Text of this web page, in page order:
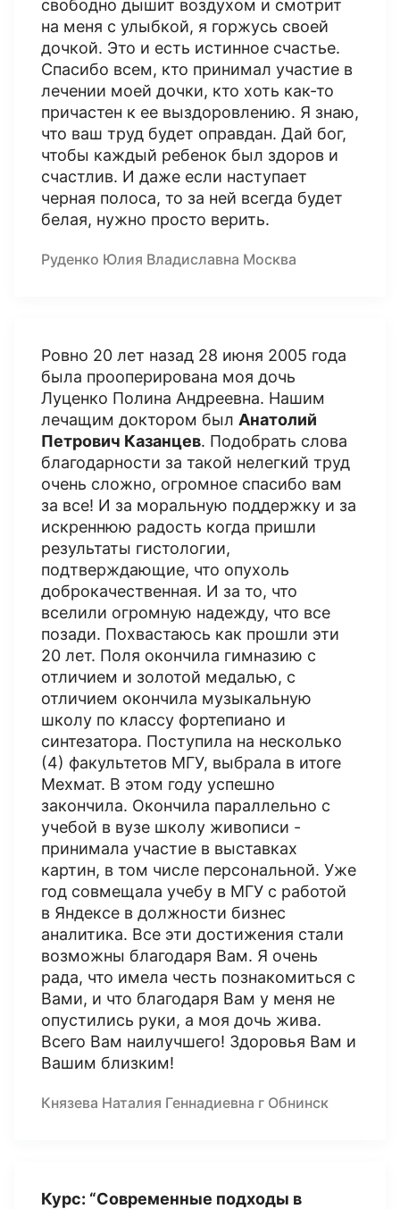
свободно дышит воздухом и смотрит
на меня с улыбкой, я горжусь своей
дочкой. Это и есть истинное счастье.
Спасибо всем, кто принимал участие в
лечении моей дочки, кто хоть как-то
причастен к ее выздоровлению. Я знаю,
что ваш труд будет оправдан. Дай бог,
чтобы каждый ребенок был здоров и
счастлив. И даже если наступает
черная полоса, то за ней всегда будет
белая, нужно просто верить.
Руденко Юлия Владиславна Москва
Ровно 20 лет назад 28 июня 2005 года
была прооперирована моя дочь
Луценко Полина Андреевна. Нашим
лечащим доктором был Анатолий
Петрович Казанцев. Подобрать слова
благодарности за такой нелегкий труд
очень сложно, огромное спасибо вам
за все! И за моральную поддержку и за
искреннюю радость когда пришли
результаты гистологии,
подтверждающие, что опухоль
доброкачественная. И за то, что
вселили огромную надежду, что все
позади. Похвастаюсь как прошли эти
20 лет. Поля окончила гимназию с
отличием и золотой медалью, с
отличием окончила музыкальную
школу по классу фортепиано и
синтезатора. Поступила на несколько
(4) факультетов МГУ, выбрала в итоге
Мехмат. В этом году успешно
закончила. Окончила параллельно с
учебой в вузе школу живописи -
принимала участие в выставках
картин, в том числе персональной. Уже
год совмещала учебу в МГУ с работой
в Яндексе в должности бизнес
аналитика. Все эти достижения стали
возможны благодаря Вам. Я очень
рада, что имела честь познакомиться с
Вами, и что благодаря Вам у меня не
опустились руки, а моя дочь жива.
Всего Вам наилучшего! Здоровья Вам и
Вашим близким!
Князева Наталия Геннадиевна г Обнинск
Курс: “Современные подходы в